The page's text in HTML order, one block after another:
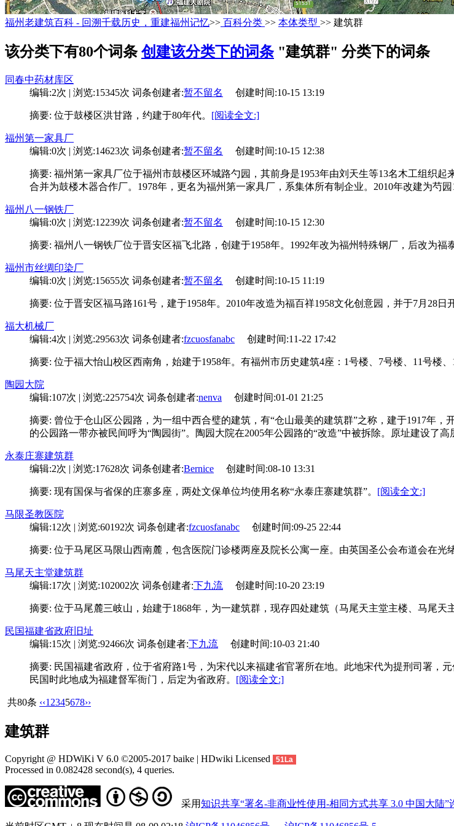
福州老建筑百科 - 回溯千载历史，重建福州记忆>> 百科分类 >> 本体类型 >> 建筑群
该分类下有80个词条 创建该分类下的词条 "建筑群" 分类下的词条
同春中药材库区
编辑:2次 | 浏览:15345次 词条创建者:暂不留名 创建时间:10-15 13:19
摘要: 位于鼓楼区洪甘路，约建于80年代。 [阅读全文:]
福州第一家具厂
编辑:0次 | 浏览:14623次 词条创建者:暂不留名 创建时间:10-15 12:38
摘要: 福州第一家具厂位于福州市鼓楼区环城路勺园，其前身是1953年由刘天生等13名木工组织
合并为鼓楼木器合作厂。1978年，更名为福州第一家具厂，系集体所有制企业。2010年改建为芍园
福州八一钢铁厂
编辑:0次 | 浏览:12239次 词条创建者:暂不留名 创建时间:10-15 12:30
摘要: 福州八一钢铁厂位于晋安区福飞北路，创建于1958年。1992年改为福州特殊钢厂，后改为福
福州市丝绸印染厂
编辑:0次 | 浏览:15655次 词条创建者:暂不留名 创建时间:10-15 11:19
摘要: 位于晋安区福马路161号，建于1958年。2010年改造为福百祥1958文化创意园，并于7月28日
福大机械厂
编辑:4次 | 浏览:29563次 词条创建者:fzcuosfanabc 创建时间:11-22 17:42
摘要: 位于福大怡山校区西南角，始建于1958年。有福州市历史建筑4座：1号楼、7号楼、11号楼
陶园大院
编辑:107次 | 浏览:225754次 词条创建者:nenva 创建时间:01-01 21:25
摘要: 曾位于仓山区公园路，为一组中西合璧的建筑，有“仓山最美的建筑群”之称，建于1917年
的公园路一带亦被民间呼为“陶园街”。陶园大院在2005年公园路的“改造”中被拆除。原址建设了高
永泰庄寨建筑群
编辑:2次 | 浏览:17628次 词条创建者:Bernice 创建时间:08-10 13:31
摘要: 现有国保与省保的庄寨多座，两处文保单位均使用名称“永泰庄寨建筑群”。 [阅读全文:]
马限圣教医院
编辑:12次 | 浏览:60192次 词条创建者:fzcuosfanabc 创建时间:09-25 22:44
摘要: 位于马尾区马限山西南麓，包含医院门诊楼两座及院长公寓一座。由英国圣公会布道会在光
马尾天主堂建筑群
编辑:17次 | 浏览:102002次 词条创建者:下九流 创建时间:10-20 23:19
摘要: 位于马尾麓三岐山，始建于1868年，为一建筑群，现存四处建筑（马尾天主堂主楼、马尾天
民国福建省政府旧址
编辑:15次 | 浏览:92466次 词条创建者:下九流 创建时间:10-03 21:40
摘要: 民国福建省政府，位于省府路1号，为宋代以来福建省官署所在地。此地宋代为提刑司署，
民国时此地成为福建督军衙门，后定为省政府。 [阅读全文:]
共80条 ‹‹1 2345678››
建筑群
Copyright @ HDWiKi V 6.0 ©2005-2017 baike | HDwiki Licensed 51La
Processed in 0.082428 second(s), 4 queries.
采用知识共享“署名-非商业性使用-相同方式共享 3.0 中国大陆”